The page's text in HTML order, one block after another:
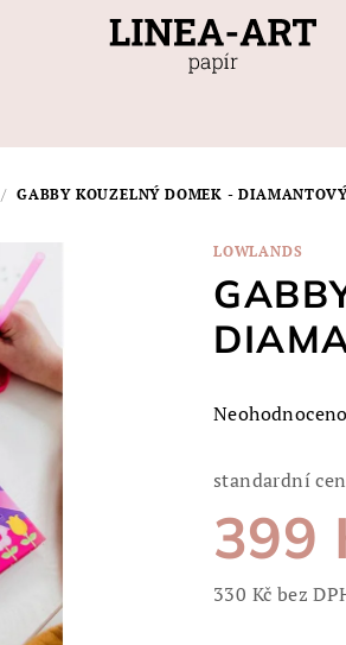
/ GABBY KOUZELNÝ DOMEK -
LOWLANDS
Průměrné
produktu
0,0
z
5
Neohodnoceno
standardní
399
330 Kč bez